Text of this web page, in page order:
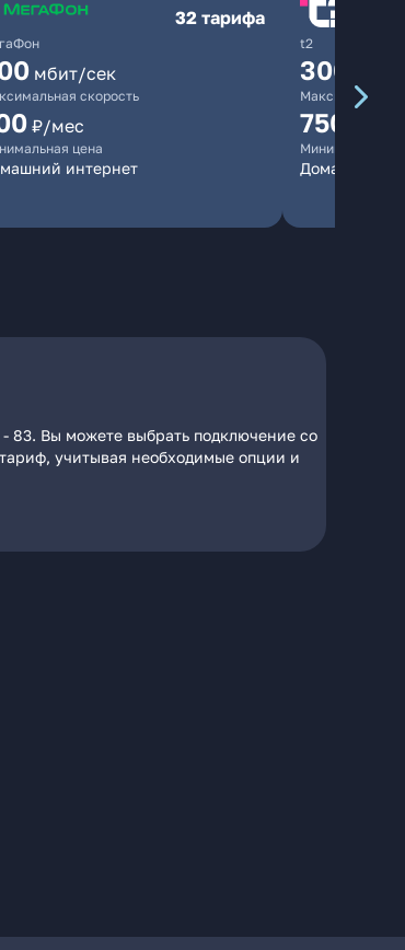
32 тарифа
мбит/сек
скорость
₽/мес
цена
интернет
t2
300
Максимальная
750
Минимальная
Домашний
83. Вы можете выбрать подключение со
учитывая необходимые опции и